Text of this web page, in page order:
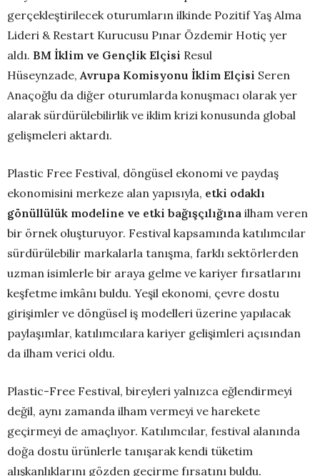
gerçekleştirilecek oturumların ilkinde Pozitif Yaş Alma
Lideri & Restart Kurucusu Pınar Özdemir Hotiç yer
aldı. BM İklim ve Gençlik Elçisi Resul
Hüseynzade, Avrupa Komisyonu İklim Elçisi Seren
Anaçoğlu da diğer oturumlarda konuşmacı olarak yer
alarak sürdürülebilirlik ve iklim krizi konusunda global
gelişmeleri aktardı.
Plastic Free Festival, döngüsel ekonomi ve paydaş
ekonomisini merkeze alan yapısıyla, etki odaklı
gönüllülük modeline ve etki bağışçılığına ilham veren
bir örnek oluşturuyor. Festival kapsamında katılımcılar
sürdürülebilir markalarla tanışma, farklı sektörlerden
uzman isimlerle bir araya gelme ve kariyer fırsatlarını
keşfetme imkânı buldu. Yeşil ekonomi, çevre dostu
girişimler ve döngüsel iş modelleri üzerine yapılacak
paylaşımlar, katılımcılara kariyer gelişimleri açısından
da ilham verici oldu.
Plastic-Free Festival, bireyleri yalnızca eğlendirmeyi
değil, aynı zamanda ilham vermeyi ve harekete
geçirmeyi de amaçlıyor. Katılımcılar, festival alanında
doğa dostu ürünlerle tanışarak kendi tüketim
alışkanlıklarını gözden geçirme fırsatını buldu.